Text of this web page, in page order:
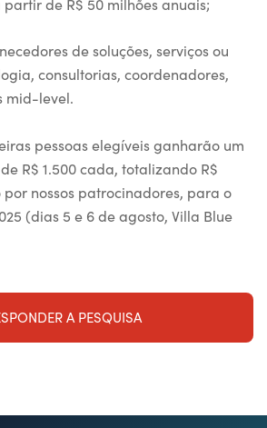
de R$ 50 milhões anuais;
de soluções, serviços ou
consultorias, coordenadores,
mid-level.
pessoas elegíveis ganharão um
R$ 1.500 cada, totalizando R$
nossos patrocinadores, para o
(dias 5 e 6 de agosto, Villa Blue
A PESQUISA